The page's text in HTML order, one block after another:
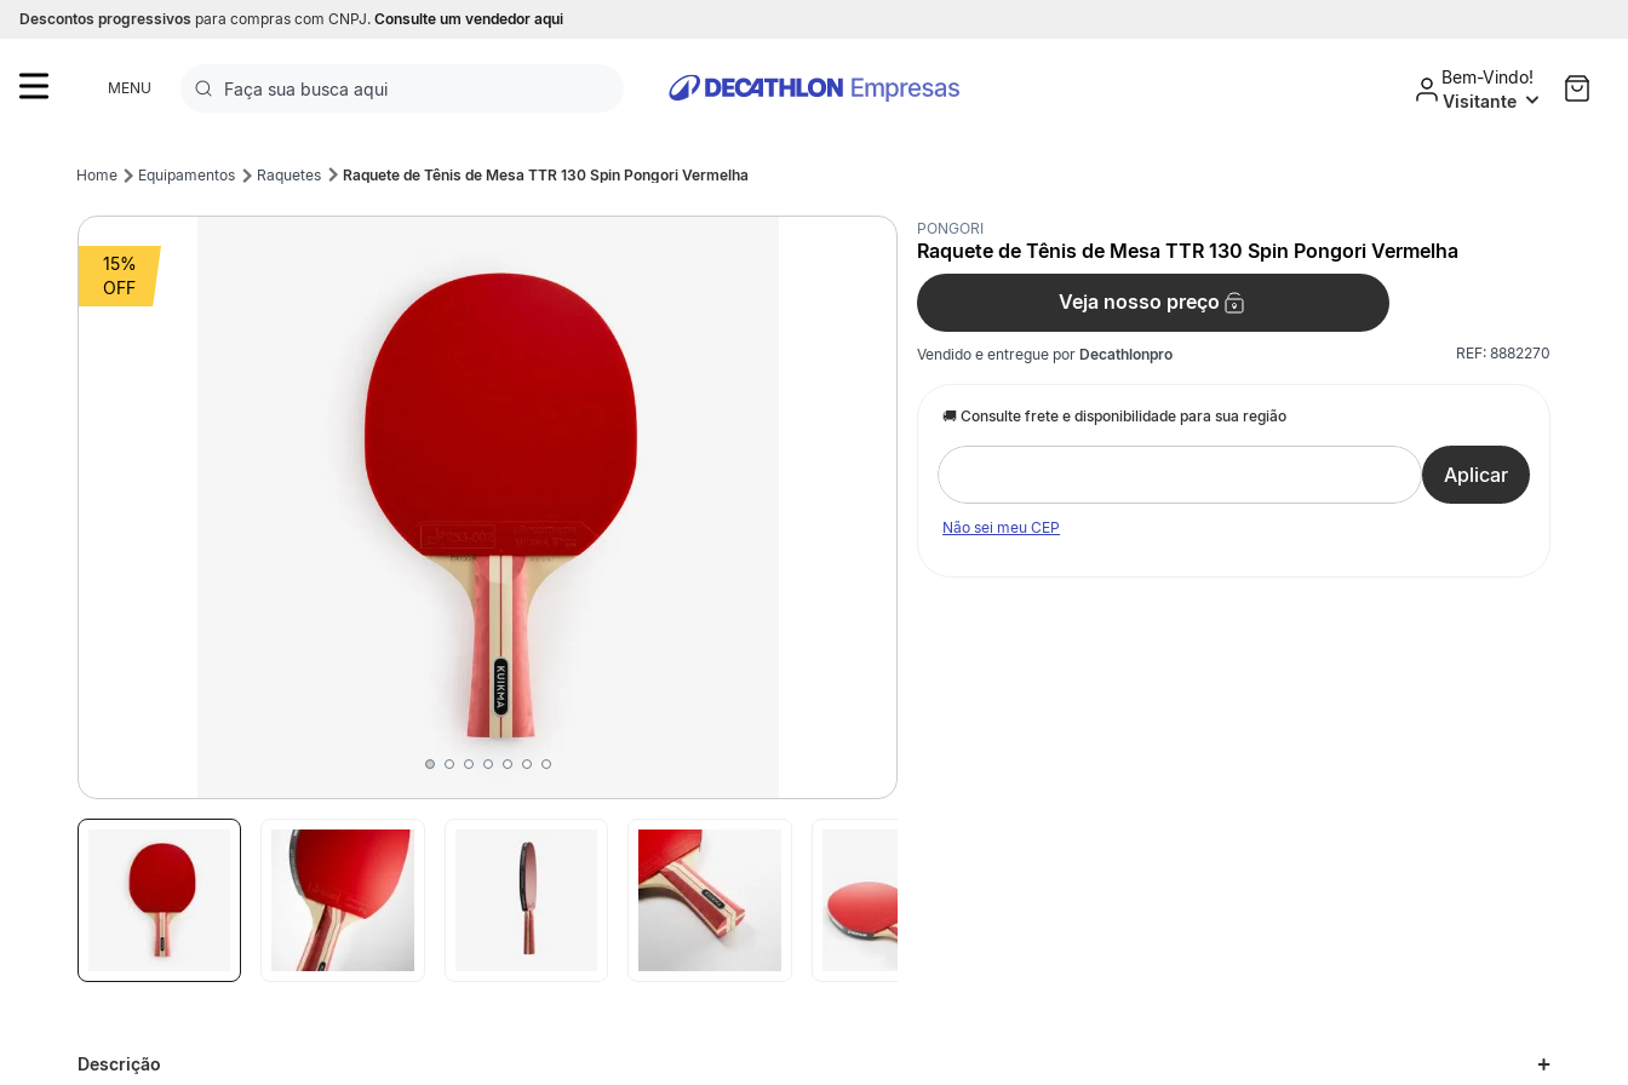
Descontos progressivos para compras com CNPJ. Consulte um vendedor aqui
MENU
Faça sua busca aqui
1ºFutebol
Bem-Vindo!
Visitante
Equipamentos Raquetes Raquete de Tênis de Mesa TTR 130 Spin Pongori Vermelha
15%
PONGORI
Raquete de Tênis de Mesa TTR 130 Spin Pongori Vermelha
Veja nosso preço
Vendido e entregue porDecathlonpro REF: 8882270
Não sei meu CEP
Descrição